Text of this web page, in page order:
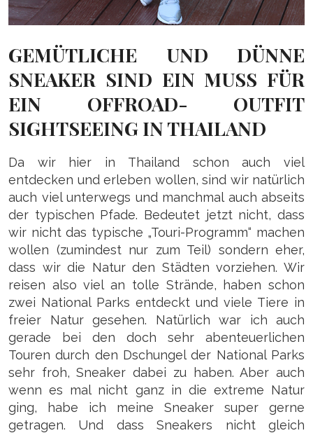
GEMÜTLICHE UND DÜNNE
SNEAKER SIND EIN MUSS FÜR
EIN OFFROAD- OUTFIT
SIGHTSEEING IN THAILAND
Da wir hier in Thailand schon auch viel
entdecken und erleben wollen, sind wir natürlich
auch viel unterwegs und manchmal auch abseits
der typischen Pfade. Bedeutet jetzt nicht, dass
wir nicht das typische „Touri-Programm“ machen
wollen (zumindest nur zum Teil) sondern eher,
dass wir die Natur den Städten vorziehen. Wir
reisen also viel an tolle Strände, haben schon
zwei National Parks entdeckt und viele Tiere in
freier Natur gesehen. Natürlich war ich auch
gerade bei den doch sehr abenteuerlichen
Touren durch den Dschungel der National Parks
sehr froh, Sneaker dabei zu haben. Aber auch
wenn es mal nicht ganz in die extreme Natur
ging, habe ich meine Sneaker super gerne
getragen. Und dass Sneakers nicht gleich